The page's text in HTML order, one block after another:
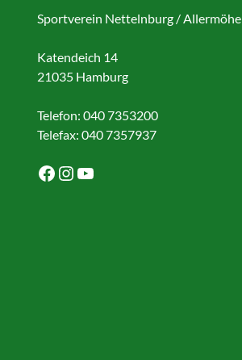
Sportverein Nettelnburg / Allermöhe
Katendeich 14
21035 Hamburg
Telefon: 040 7353200
Telefax: 040 7357937
Facebook
Instagram
YouTube